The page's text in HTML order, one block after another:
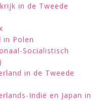
in de Tweede
in Polen
Socialistisch
in de Tweede
Indië en Japan in